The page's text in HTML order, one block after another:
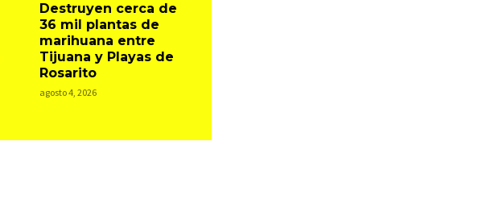
Destruyen cerca de
36 mil plantas de
marihuana entre
Tijuana y Playas de
Rosarito
agosto 4, 2026